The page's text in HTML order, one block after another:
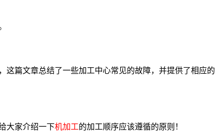
篇文章总结了一些加工中心常见的故障，并提供了相应的
大家介绍一下机加工的加工顺序应该遵循的原则！